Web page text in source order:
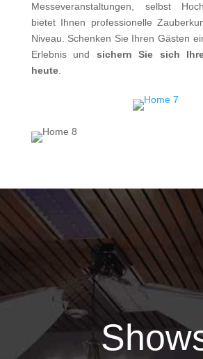
Messeveranstaltungen, selbst
bietet Ihnen professionelle
Niveau. Schenken Sie Ihren Gästen
Erlebnis und sichern Sie sich
heute.